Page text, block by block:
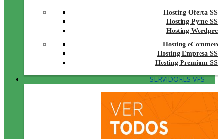
Hosting Oferta
Hosting Pyme
Hosting
Hosting
Hosting Empresa
Hosting Premium
SERVIDORES VPS